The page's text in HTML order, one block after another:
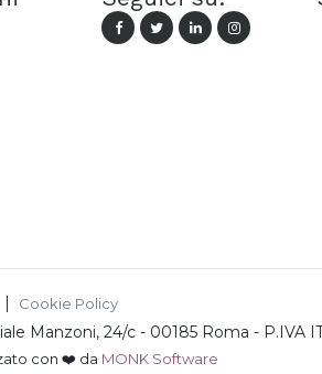
Cookie Policy
Manzoni, 24/c - 00185 Roma - P.IVA
con ❤️ da MONK Software